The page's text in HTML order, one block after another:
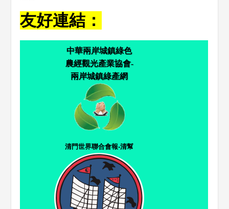
友好連結：
中華兩岸城鎮綠色
農經觀光產業協會-
兩岸城鎮綠產網
清門世界聯合會報-清幫